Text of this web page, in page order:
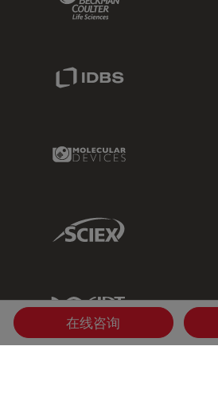
Molecular Devices Link
Sciex Link
IDT Link
在线咨询